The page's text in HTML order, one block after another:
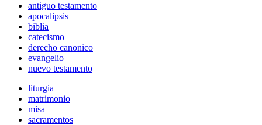
antiguo testamento
apocalipsis
biblia
catecismo
derecho canonico
evangelio
nuevo testamento
liturgia
matrimonio
misa
sacramentos